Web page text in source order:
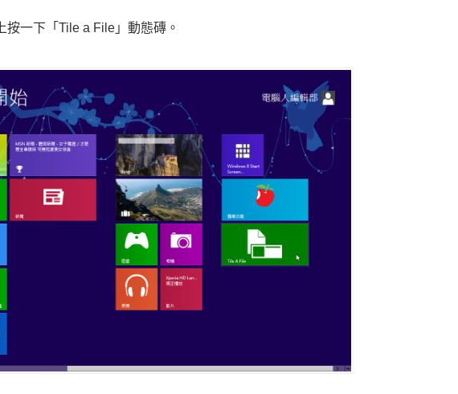
一下「Tile a File」動態磚。